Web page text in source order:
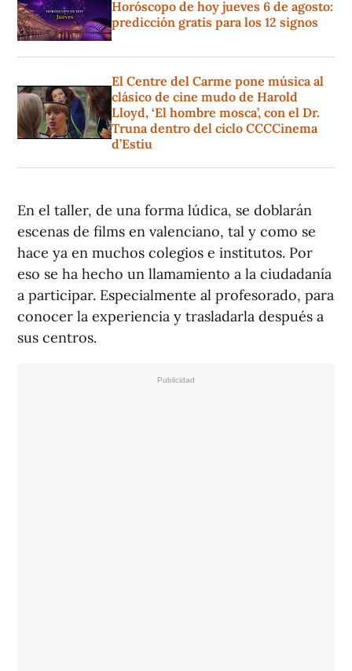
Horóscopo de hoy jueves 6 de agosto:
predicción gratis para los 12 signos
El Centre del Carme pone música al
clásico de cine mudo de Harold
Lloyd, ‘El hombre mosca’, con el Dr.
Truna dentro del ciclo CCCCinema
d’Estiu
En el taller, de una forma lúdica, se doblarán
escenas de films en valenciano, tal y como se
hace ya en muchos colegios e institutos. Por
eso se ha hecho un llamamiento a la ciudadanía
a participar. Especialmente al profesorado, para
conocer la experiencia y trasladarla después a
sus centros.